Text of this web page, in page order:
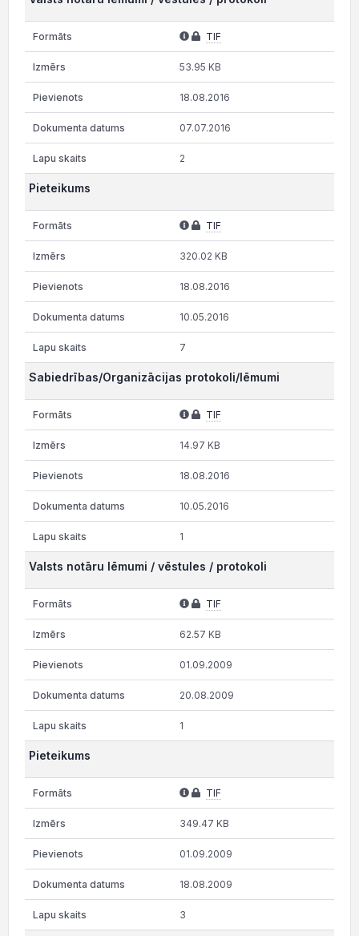
TIF
53.95 KB
18.08.2016
07.07.2016
2
Pieteikums
TIF
320.02 KB
18.08.2016
10.05.2016
7
Sabiedrības/Organizācijas protokoli/lēmumi
TIF
14.97 KB
18.08.2016
10.05.2016
1
Valsts notāru lēmumi / vēstules / protokoli
TIF
62.57 KB
01.09.2009
20.08.2009
1
Pieteikums
TIF
349.47 KB
01.09.2009
18.08.2009
3